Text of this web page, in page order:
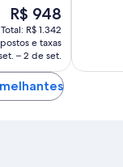
O
preço
é
de
R$ 948
R$ 948
Total: R$ 1.342
e taxas
– 2 de set.